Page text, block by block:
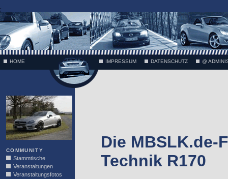
;
HOME IMPRESSUM DATENSCHUTZ @
COMMUNITY
Stammtische
Veranstaltungen
Veranstaltungsfotos
Die MBSLK.de-
Technik R170